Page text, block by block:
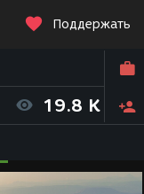
Поддержать
19.8 K